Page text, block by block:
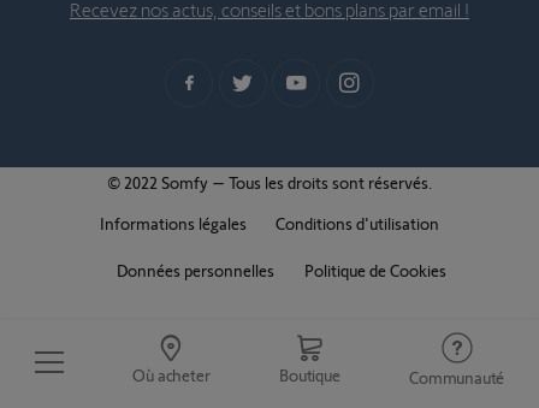
Où acheter Boutique Communauté
Recevez nos actus, conseils et bons plans par email !
© 2022 Somfy – Tous les droits sont réservés.
Informations légales
Conditions d'utilisation
Données personnelles Politique de Cookies